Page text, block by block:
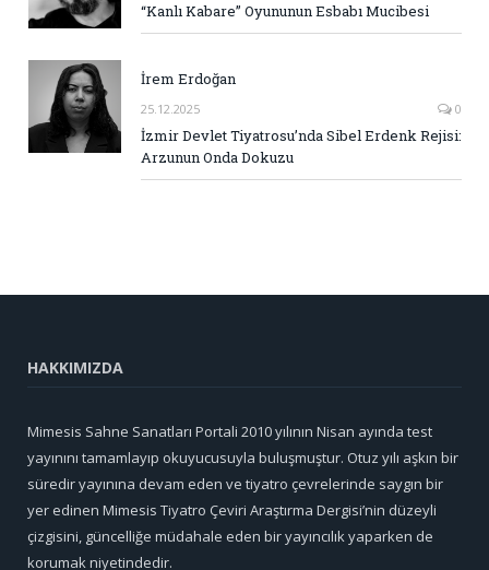
“Kanlı Kabare” Oyununun Esbabı Mucibesi
İrem Erdoğan
25.12.2025 0
İzmir Devlet Tiyatrosu’nda Sibel Erdenk Rejisi:
Arzunun Onda Dokuzu
HAKKIMIZDA
Mimesis Sahne Sanatları Portali 2010 yılının Nisan ayında test
yayınını tamamlayıp okuyucusuyla buluşmuştur. Otuz yılı aşkın bir
süredir yayınına devam eden ve tiyatro çevrelerinde saygın bir
yer edinen Mimesis Tiyatro Çeviri Araştırma Dergisi’nin düzeyli
çizgisini, güncelliğe müdahale eden bir yayıncılık yaparken de
korumak niyetindedir.